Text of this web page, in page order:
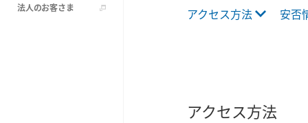
法人のお客さま
アクセス方法 安否
アクセス方法